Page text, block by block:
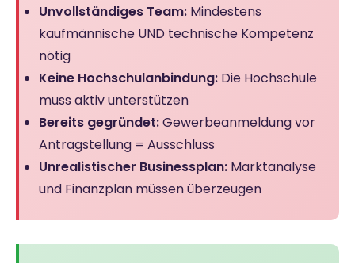
Unvollständiges Team: Mindestens
kaufmännische UND technische Kompetenz
nötig
Keine Hochschulanbindung: Die Hochschule
muss aktiv unterstützen
Bereits gegründet:Gewerbeanmeldung vor
Antragstellung = Ausschluss
Unrealistischer Businessplan: Marktanalyse
und Finanzplan müssen überzeugen